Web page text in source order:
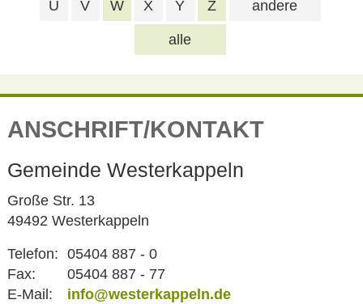
alle
U V W X Y Z andere
ANSCHRIFT/KONTAKT
Gemeinde Westerkappeln
Große Str. 13
49492 Westerkappeln
Telefon: 05404 887 - 0
Fax:
05404 887 - 77
E-Mail:
info@westerkappeln.de